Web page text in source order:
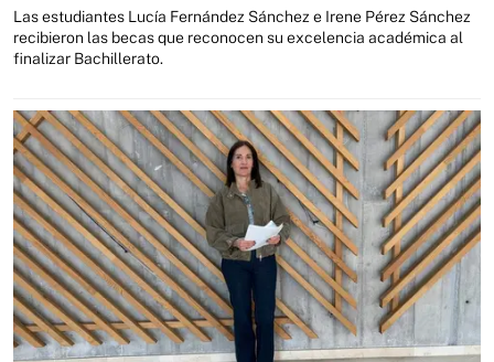
Las estudiantes Lucía Fernández Sánchez e Irene Pérez Sánchez
recibieron las becas que reconocen su excelencia académica al
finalizar Bachillerato.